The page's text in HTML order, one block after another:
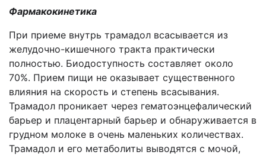
Фармакокинетика
При приеме внутрь трамадол всасывается из
желудочно-кишечного тракта практически
полностью. Биодоступность составляет около
70%. Прием пищи не оказывает существенного
влияния на скорость и степень всасывания.
Трамадол проникает через гематоэнцефалический
барьер и плацентарный барьер и обнаруживается в
грудном молоке в очень маленьких количествах.
Трамадол и его метаболиты выводятся с мочой,